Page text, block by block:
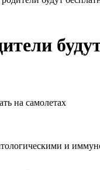
на самолетах
и